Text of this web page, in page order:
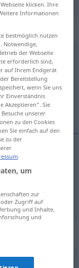
Verb
antippen)
klicken. Ihre
Informationen
bestmöglich nutzen
Notwendige,
der Webseite
erforderlich sind,
auf Ihrem Endgerät
Bereitstellung
wenn Sie uns
Einverständnis
Akzeptieren“. Sie
unserer
zu den Cookies
Sie einfach auf den
zu der
.
um
zur
Zugriff auf
und Inhalte,
und